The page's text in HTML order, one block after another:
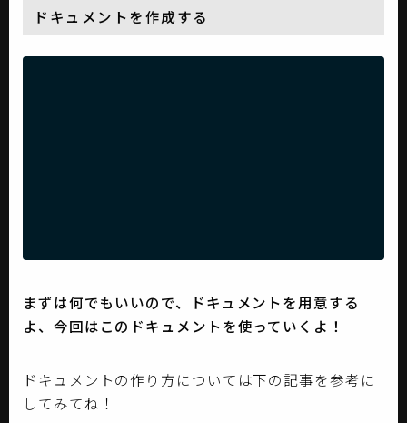
ドキュメントを作成する
まずは何でもいいので、ドキュメントを用意する
よ、今回はこのドキュメントを使っていくよ！
ドキュメントの作り方については下の記事を参考に
してみてね！